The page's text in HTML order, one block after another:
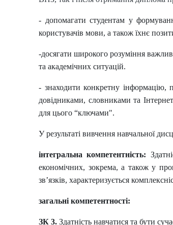
- допомагати студентам у
користувачів мови, а також їхнє
-досягати широкого розуміння
та академічних ситуацій.
- знаходити конкретну інформацію,
довідниками, словниками та
для цього “ключами".
У результаті вивчення навчальної
інтегральна компетентність:
економічних, зокрема, а також у
зв’язків, характеризується
загальні компетентності:
ЗК 3. Здатність навчатися та бути